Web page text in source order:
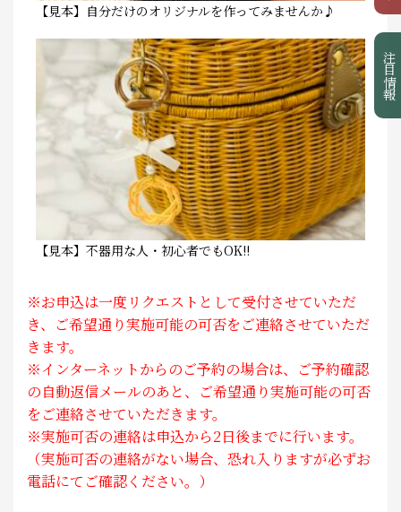
注目情報
【見本】自分だけのオリジナルを作ってみませんか♪
【見本】不器用な人・初心者でもOK!!
※お申込は一度リクエストとして受付させていただ
き、ご希望通り実施可能の可否をご連絡させていただ
きます。
※インターネットからのご予約の場合は、ご予約確認
の自動返信メールのあと、ご希望通り実施可能の可否
をご連絡させていただきます。
※実施可否の連絡は申込から2日後までに行います。
（実施可否の連絡がない場合、恐れ入りますが必ずお
電話にてご確認ください。）